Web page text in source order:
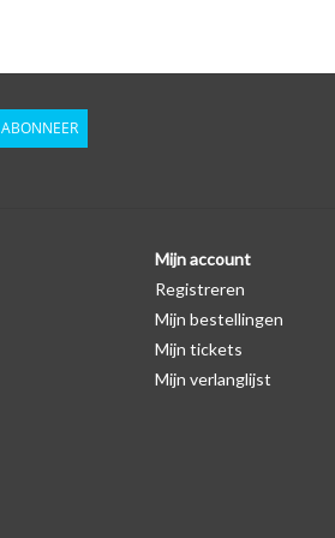
zichtbaar is. U kunt dit zelf nagaan
Levering
Merk: SleutelCover
Geschikt voor: Seat
Gewicht: 20g
Materiaal: Siliconen
ABONNEER
Mijn account
Registreren
Mijn bestellingen
Mijn tickets
Mijn verlanglijst